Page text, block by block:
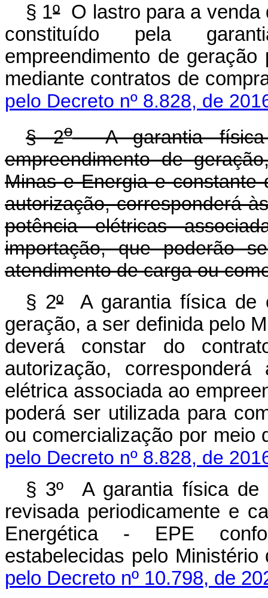
§ 1ºO lastro para a venda
constituído pela
empreendimento de
mediante contratos de
pelo Decreto nº 8.828, de
§ 2oA garantia física
empreendimento de
Minas e Energia e
autorização, corresponderá
potência elétricas
importação, que poderão
atendimento de carga ou
§ 2º A garantia física de
geração, a ser definida pelo
deverá constar do
autorização,
elétrica associada ao
poderá ser utilizada para
ou comercialização por meio
pelo Decreto nº 8.828, de
§ 3º A garantia física de
revisada periodicamente e
Energética - EPE
estabelecidas pelo
pelo Decreto nº 10.798, de